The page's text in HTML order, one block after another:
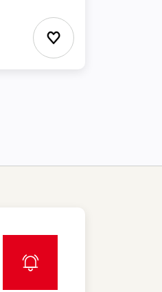
Ajouter aux
label icon